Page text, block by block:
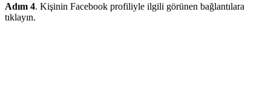
Adım 4. Kişinin Facebook profiliyle ilgili görünen bağlantılara
tıklayın.